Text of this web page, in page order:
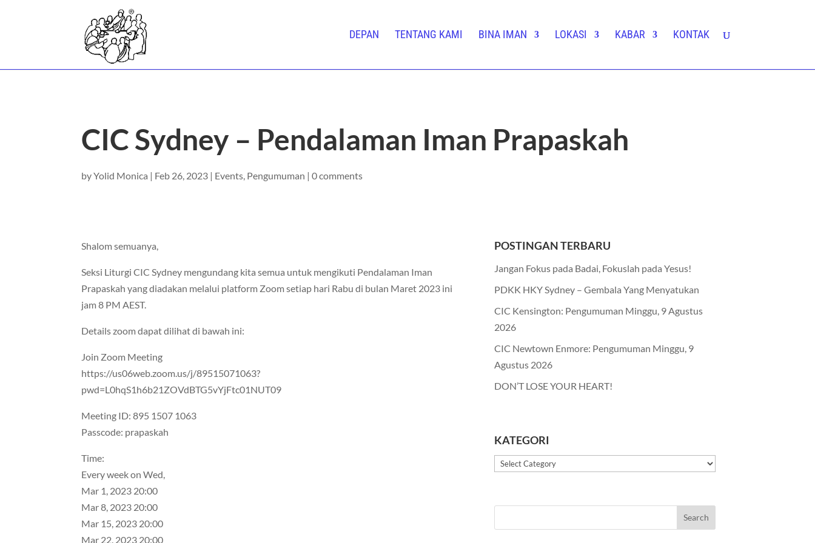
DEPAN TENTANG KAMI BINA IMAN LOKASI KABAR KONTAK
CIC Sydney – Pendalaman Iman Prapaskah
byYolid Monica | Feb 26, 2023 | Events Pengumuman |0 comments
Shalom semuanya,
Seksi Liturgi CIC Sydney mengundang kita semua untuk mengikuti Pendalaman Iman
Prapaskah yang diadakan melalui platform Zoom setiap hari Rabu di bulan Maret 2023 ini
jam 8 PM AEST.
Details zoom dapat dilihat di bawah ini:
Join Zoom Meeting
https://us06web.zoom.us/j/89515071063?
pwd=L0hqS1h6b21ZOVdBTG5vYjFtc01NUT09
Meeting ID: 895 1507 1063
Passcode: prapaskah
Time:
Every week on Wed,
Mar 1, 2023 20:00
Mar 8, 2023 20:00
Mar 15, 2023 20:00
Mar 22, 2023 20:00
POSTINGAN TERBARU
Jangan Fokus pada Badai, Fokuslah pada Yesus!
PDKK HKY Sydney – Gembala Yang Menyatukan
CIC Kensington: Pengumuman Minggu, 9 Agustus
2026
CIC Newtown Enmore: Pengumuman Minggu, 9
Agustus 2026
DON’T LOSE YOUR HEART!
KATEGORI
Kategori